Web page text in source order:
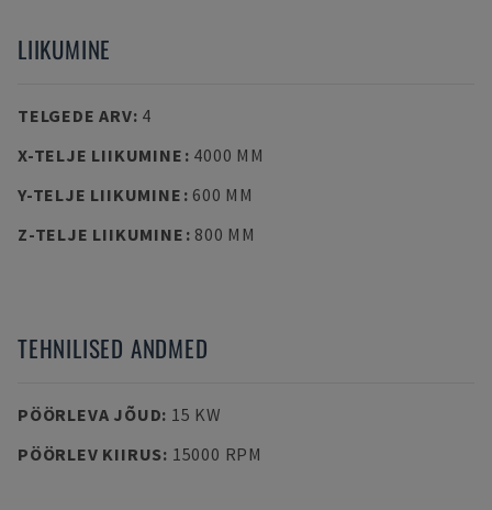
LIIKUMINE
TELGEDE ARV: 4
X-TELJE LIIKUMINE : 4000 MM
Y-TELJE LIIKUMINE : 600 MM
Z-TELJE LIIKUMINE : 800 MM
TEHNILISED ANDMED
PÖÖRLEVA JÕUD: 15 KW
PÖÖRLEV KIIRUS: 15000 RPM